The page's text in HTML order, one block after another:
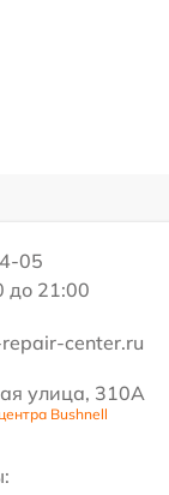
05
до 21:00
center.ru
улица, 310А
Bushnell